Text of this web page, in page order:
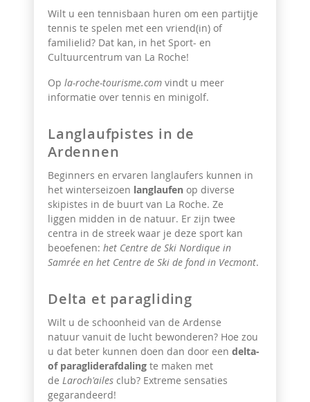
Wilt u een tennisbaan huren om een partijtje
tennis te spelen met een vriend(in) of
familielid? Dat kan, in het Sport- en
Cultuurcentrum van La Roche!
Op la-roche-tourisme.com vindt u meer
informatie over tennis en minigolf.
Langlaufpistes in de
Ardennen
Beginners en ervaren langlaufers kunnen in
het winterseizoen langlaufen op diverse
skipistes in de buurt van La Roche. Ze
liggen midden in de natuur. Er zijn twee
centra in de streek waar je deze sport kan
beoefenen: het Centre de Ski Nordique in
Samrée en het Centre de Ski de fond in Vecmont.
Delta et paragliding
Wilt u de schoonheid van de Ardense
natuur vanuit de lucht bewonderen? Hoe zou
u dat beter kunnen doen dan door een delta-
of paragliderafdaling te maken met
de Laroch'ailes club? Extreme sensaties
gegarandeerd!